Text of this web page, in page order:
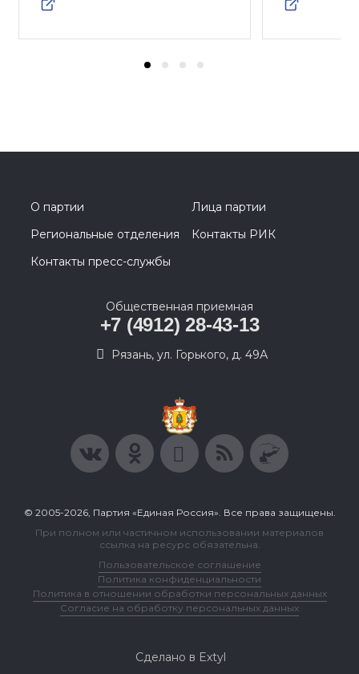
О партии
Лица партии
Региональные отделения
Контакты РИК
Контакты пресс-службы
Общественная приемная
+7 (4912) 28-43-13
Рязань, ул. Горького, д. 49А
© 2005-2026, Партия «Единая Россия». Все права защищены.
При полном или частичном использовании материалов
ссылка на ресурс обязательна.
Пользовательское соглашение
Политика конфиденциальности
Политика в отношении обработки персональных данных
Согласие на обработку персональных данных
Сделано в Extyl